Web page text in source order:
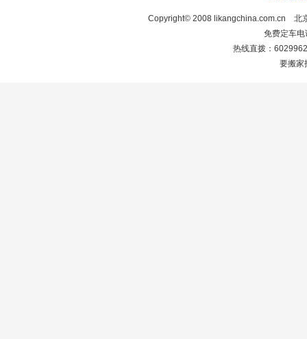
Copyright© 2008 likangchina.com.cn 北
免费定车
热线直拨：
要搬家